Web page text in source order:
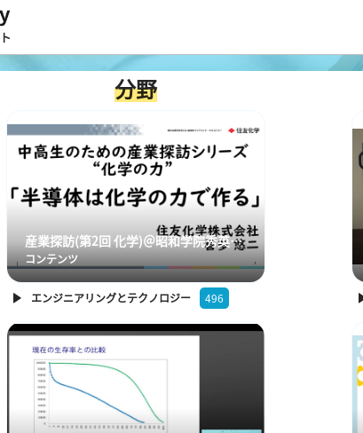
分野
産業探訪(第2回 化学)＠昭和学院秀英中学校・高等学校 講演：住友化学 喜多様 (2025年12月18日)
コンテンツ
エンジニアリングとテクノロジー 496